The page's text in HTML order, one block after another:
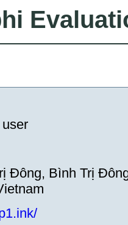
Đông, Bình Trị